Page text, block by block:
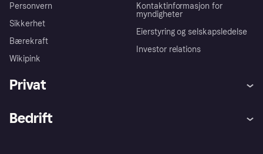
Personvern
Sikkerhet
Bærekraft
Wikipink
Kontaktinformasjon for
myndigheter
Eierstyring og selskapsledelse
Investor relations
Privat
Bedrift